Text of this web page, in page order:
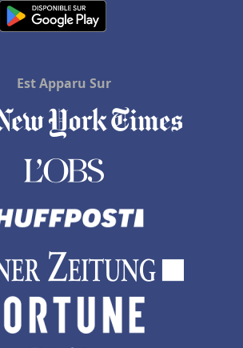
Est Apparu Sur